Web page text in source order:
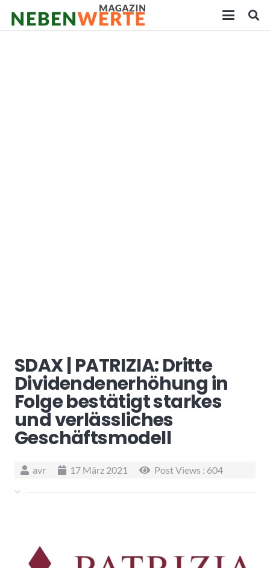
SDAX | PATRIZIA: Dritte
Dividendenerhöhung in
Folge bestätigt starkes
und verlässliches
Geschäftsmodell
avr 17 März 2021 Post Views : 604